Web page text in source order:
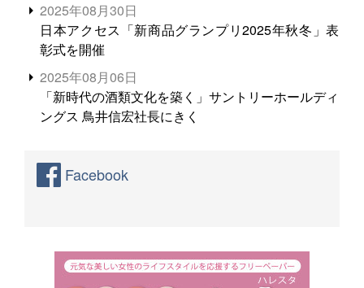
2025年08月30日
日本アクセス「新商品グランプリ2025年秋冬」表
彰式を開催
2025年08月06日
「新時代の酒類文化を築く」サントリーホールディ
ングス 鳥井信宏社長にきく
Facebook